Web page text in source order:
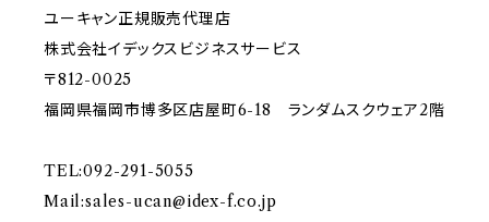
ユーキャン正規販売代理店
株式会社イデックスビジネスサービス
〒812-0025
福岡県福岡市博多区店屋町6-18 ランダムスクウェア2階
TEL:092-291-5055
Mail:sales-ucan@idex-f.co.jp